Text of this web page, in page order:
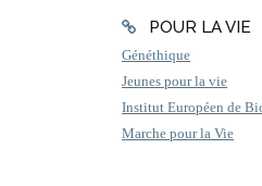
POUR LA VIE
Généthique
Jeunes pour la vie
Institut Européen de
Marche pour la Vie